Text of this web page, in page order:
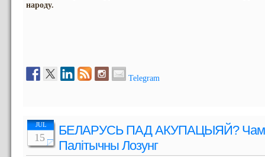
народу.
Telegram
JUL
15
БЕЛАРУСЬ ПАД АКУПАЦЫЯЙ? Чаму
Палітычны Лозунг